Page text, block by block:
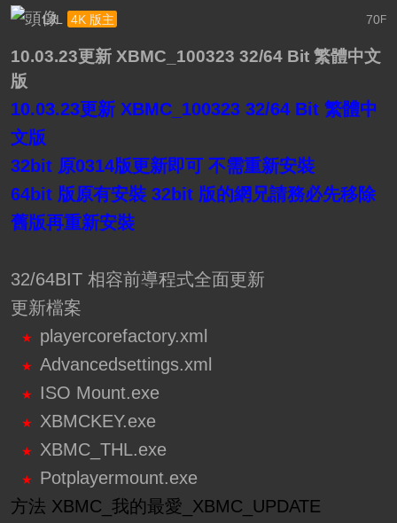
70F
LJL 4K 版主
10.03.23更新 XBMC_100323 32/64 Bit 繁體中文
版
10.03.23更新 XBMC_100323 32/64 Bit 繁體中
文版
32bit 原0314版更新即可 不需重新安裝
64bit 版原有安裝 32bit 版的網兄請務必先移除
舊版再重新安裝
32/64BIT 相容前導程式全面更新
更新檔案
★ playercorefactory.xml
★ Advancedsettings.xml
★ ISO Mount.exe
★ XBMCKEY.exe
★ XBMC_THL.exe
★ Potplayermount.exe
方法 XBMC_我的最愛_XBMC_UPDATE